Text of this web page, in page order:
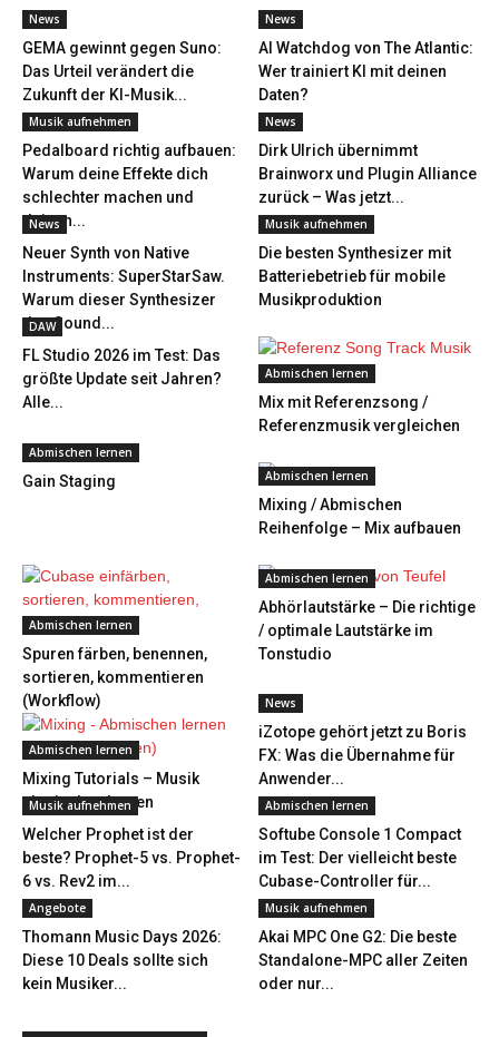
News
GEMA gewinnt gegen Suno:
Das Urteil verändert die
Zukunft der KI-Musik...
News
AI Watchdog von The Atlantic:
Wer trainiert KI mit deinen
Daten?
Musik aufnehmen
Pedalboard richtig aufbauen:
Warum deine Effekte dich
schlechter machen und
deinen...
News
Dirk Ulrich übernimmt
Brainworx und Plugin Alliance
zurück – Was jetzt...
News
Neuer Synth von Native
Instruments: SuperStarSaw.
Warum dieser Synthesizer
den Sound...
Musik aufnehmen
Die besten Synthesizer mit
Batteriebetrieb für mobile
Musikproduktion
DAW
FL Studio 2026 im Test: Das
größte Update seit Jahren?
Alle...
Abmischen lernen
Mix mit Referenzsong /
Referenzmusik vergleichen
Abmischen lernen
Gain Staging Abmischen lernen
Mixing / Abmischen
Reihenfolge – Mix aufbauen
Abmischen lernen
Spuren färben, benennen,
sortieren, kommentieren
(Workflow)
Abmischen lernen
Abhörlautstärke – Die richtige
/ optimale Lautstärke im
Tonstudio
Abmischen lernen
Mixing Tutorials – Musik
abmischen lernen
News
iZotope gehört jetzt zu Boris
FX: Was die Übernahme für
Anwender...
Musik aufnehmen
Welcher Prophet ist der
beste? Prophet-5 vs. Prophet-
6 vs. Rev2 im...
Abmischen lernen
Softube Console 1 Compact
im Test: Der vielleicht beste
Cubase-Controller für...
Angebote
Thomann Music Days 2026:
Diese 10 Deals sollte sich
kein Musiker...
Musik aufnehmen
Akai MPC One G2: Die beste
Standalone-MPC aller Zeiten
oder nur...